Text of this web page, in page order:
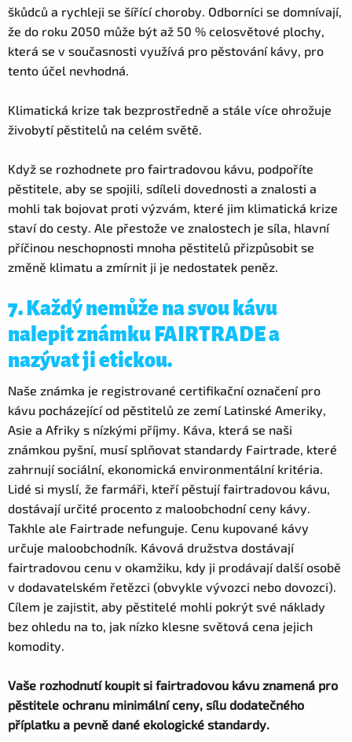
škůdců a rychleji se šířící choroby. Odborníci se domnívají,
že do roku 2050 může být až 50 % celosvětové plochy,
která se v současnosti využívá pro pěstování kávy, pro
tento účel nevhodná.
Klimatická krize tak bezprostředně a stále více ohrožuje
živobytí pěstitelů na celém světě.
Když se rozhodnete pro fairtradovou kávu, podpoříte
pěstitele, aby se spojili, sdíleli dovednosti a znalosti a
mohli tak bojovat proti výzvám, které jim klimatická krize
staví do cesty. Ale přestože ve znalostech je síla, hlavní
příčinou neschopnosti mnoha pěstitelů přizpůsobit se
změně klimatu a zmírnit ji je nedostatek peněz.
7. Každý nemůže na svou kávu
nalepit známku FAIRTRADE a
nazývat ji etickou.
Naše známka je registrované certifikační označení pro
kávu pocházející od pěstitelů ze zemí Latinské Ameriky,
Asie a Afriky s nízkými příjmy. Káva, která se naši
známkou pyšní, musí splňovat standardy Fairtrade, které
zahrnují sociální, ekonomická environmentální kritéria.
Lidé si myslí, že farmáři, kteří pěstují fairtradovou kávu,
dostávají určité procento z maloobchodní ceny kávy.
Takhle ale Fairtrade nefunguje. Cenu kupované kávy
určuje maloobchodník. Kávová družstva dostávají
fairtradovou cenu v okamžiku, kdy ji prodávají další osobě
v dodavatelském řetězci (obvykle vývozci nebo dovozci).
Cílem je zajistit, aby pěstitelé mohli pokrýt své náklady
bez ohledu na to, jak nízko klesne světová cena jejich
komodity.
Vaše rozhodnutí koupit si fairtradovou kávu znamená pro
pěstitele ochranu minimální ceny, sílu dodatečného
příplatku a pevně dané ekologické standardy.